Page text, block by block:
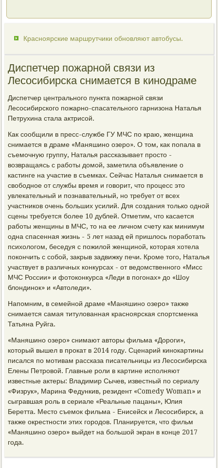
Красноярские маршрутчики обновляют автобусы.
Диспетчер пожарной связи из
Лесосибирска снимается в кинодраме
Диспетчер центрального пункта пожарной связи
Лесосибирского пожарно-спасательного гарнизона Наталья
Петрухина стала актрисой.
Как сообщили в пресс-службе ГУ МЧС по краю, женщина
снимается в драме «Маняшино озеро». О том, как попала в
съемочную группу, Наталья рассказывает просто -
возвращаясь с работы домой, заметила объявление о
кастинге на участие в съемках. Сейчас Наталья снимается в
свободное от службы время и говорит, что процесс это
увлекательный и познавательный, но требует от всех
участников очень больших усилий. Для создания только одной
сцены требуется более 10 дублей. Отметим, что касается
работы женщины в МЧС, то на ее личном счету как минимум
одна спасенная жизнь - 5 лет назад ей пришлось поработать
психологом, беседуя с пожилой женщиной, которая хотела
покончить с собой, закрыв задвижку печи. Кроме того, Наталья
участвует в различных конкурсах - от ведомственного «Мисс
МЧС России» и фотоконкурса «Леди в погонах» до «Шоу
блондинок» и «Автоледи».
Напомним, в семейной драме «Маняшино озеро» также
снимается самая титулованная красноярская спортсменка
Татьяна Руйга.
«Маняшино озеро» снимают авторы фильма «Дороги»,
который вышел в прокат в 2014 году. Сценарий кинокартины
писался по мотивам рассказа писательницы из Лесосибирска
Елены Петровой. Главные роли в картине исполняют
известные актеры: Владимир Сычев, известный по сериалу
«Физрук», Марина Федункив, резидент «Comedy Woman» и
сыгравшая роль в сериале «Реальные пацаны», Юлия
Беретта. Место съемок фильма - Енисейск и Лесосибирск, а
также окрестности этих городов. Планируется, что фильм
«Маняшино озеро» выйдет на большой экран в конце 2017
года.